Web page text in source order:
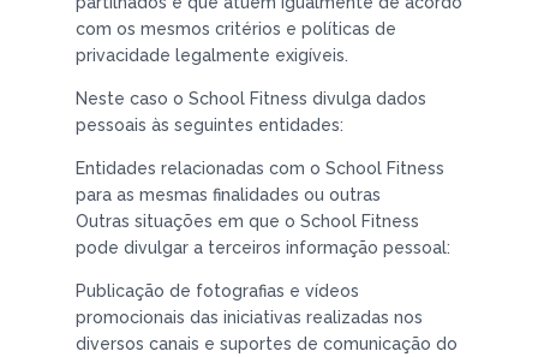
com os mesmos critérios e políticas de
privacidade legalmente exigíveis.
Neste caso o School Fitness divulga dados
pessoais às seguintes entidades:
Entidades relacionadas com o School Fitness
para as mesmas finalidades ou outras
Outras situações em que o School Fitness
pode divulgar a terceiros informação pessoal:
Publicação de fotografias e vídeos
promocionais das iniciativas realizadas nos
diversos canais e suportes de comunicação do